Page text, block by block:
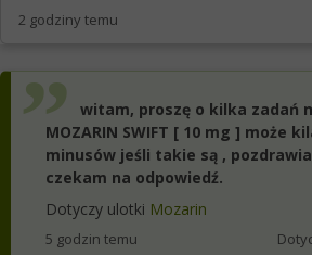
2 godziny temu
witam, proszę o kilka zadań
MOZARIN SWIFT [ 10 mg ] może
minusów jeśli takie są ,
czekam na odpowiedź.
Dotyczy ulotki Mozarin
5 godzin temu